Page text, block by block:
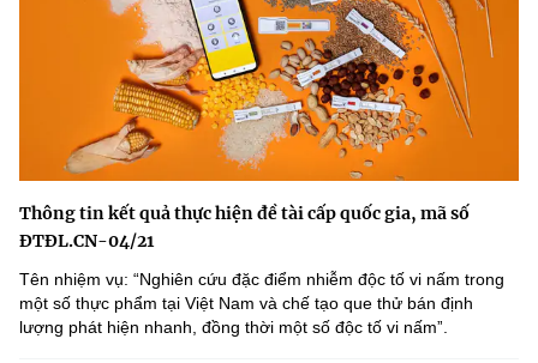
Thông tin kết quả thực hiện đề tài cấp quốc gia, mã số
ĐTĐL.CN-04/21
Tên nhiệm vụ: “Nghiên cứu đặc điểm nhiễm độc tố vi nấm trong
một số thực phẩm tại Việt Nam và chế tạo que thử bán định
lượng phát hiện nhanh, đồng thời một số độc tố vi nấmˮ.